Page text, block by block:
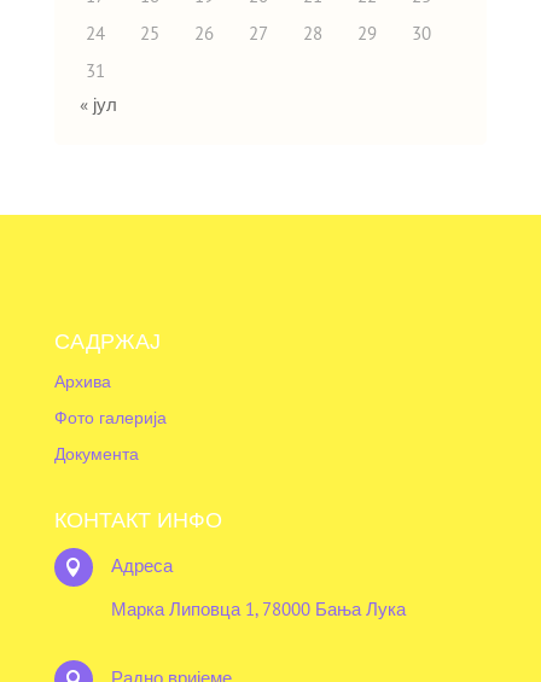
24
25 26 27 28 29
30
31
« јул
САДРЖАЈ
Архива
Фото галерија
Документа
КОНТАКТ ИНФО
 Адреса
Марка Липовца 1, 78000 Бања Лука